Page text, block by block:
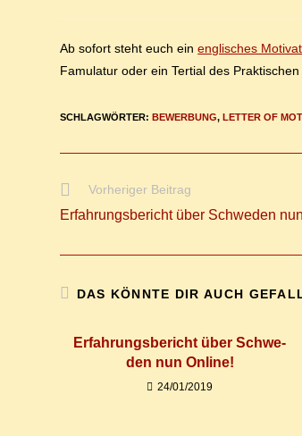
Ab so­fort steht euch eineng­li­sches
Famu­la­tur oder ein Ter­ti­al des
SCHLAGWÖRTER:BEWERBUNG, LETTER OF
Weitere
ansehen
Vorheriger Beitrag
Er­fah­rungs­be­richt über Schwe­den
DAS KÖNNTE DIR AUCH
Er­fah­rungs­be­richt über Schwe­
den nun Online!
24/01/2019